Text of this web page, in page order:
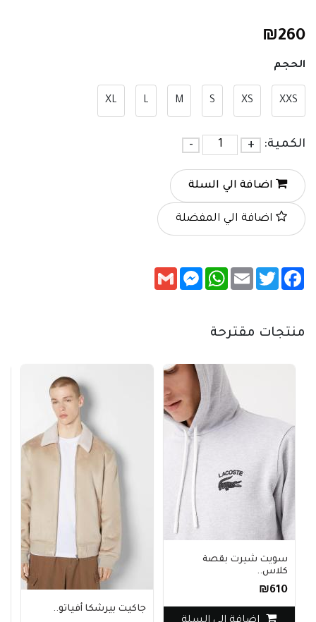
₪260
الحجم
XXS
XS
S
M
L
XL
الكمية: +
-
اضافة الي السلة
اضافة الي المفضلة
Facebook
Twitter
Email
WhatsApp
Messenger
Gmail
منتجات مقترحة
سويت شيرت بقصة
كلاس..
₪610
جاكيت بيرشكا أفياتو..